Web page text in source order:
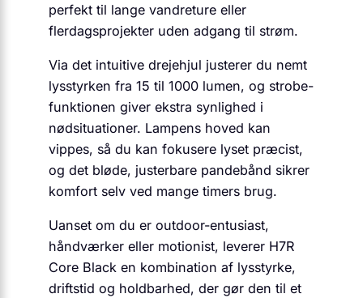
perfekt til lange vandreture eller
flerdagsprojekter uden adgang til strøm.
Via det intuitive drejehjul justerer du nemt
lysstyrken fra 15 til 1000 lumen, og strobe-
funktionen giver ekstra synlighed i
nødsituationer. Lampens hoved kan
vippes, så du kan fokusere lyset præcist,
og det bløde, justerbare pandebånd sikrer
komfort selv ved mange timers brug.
Uanset om du er outdoor-entusiast,
håndværker eller motionist, leverer H7R
Core Black en kombination af lysstyrke,
driftstid og holdbarhed, der gør den til et